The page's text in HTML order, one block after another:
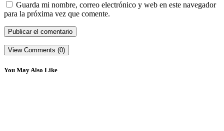
Guarda mi nombre, correo electrónico y web en este navegador
para la próxima vez que comente.
View Comments (0)
You May Also Like